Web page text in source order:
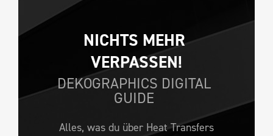
NICHTS MEHR
VERPASSEN!
DEKOGRAPHICS DIGITAL
GUIDE
Alles, was du über Heat Transfers